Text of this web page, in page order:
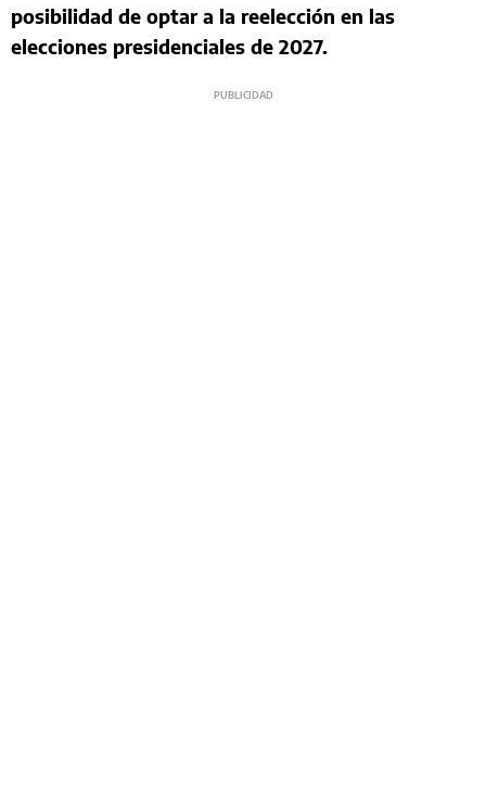
posibilidad de optar a la reelección en las
elecciones presidenciales de 2027.